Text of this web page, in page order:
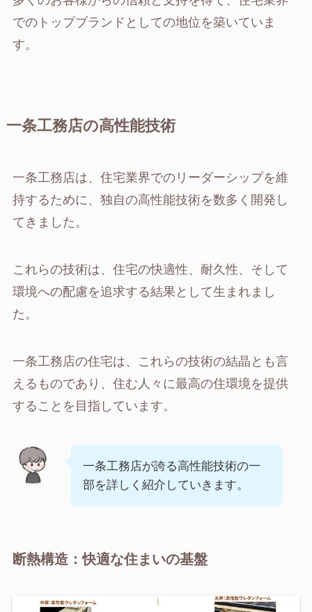
でのトップブランドとしての地位を築いていま
す。
一条工務店の高性能技術
一条工務店は、住宅業界でのリーダーシップを維
持するために、独自の高性能技術を数多く開発し
てきました。
これらの技術は、住宅の快適性、耐久性、そして
環境への配慮を追求する結果として生まれまし
た。
一条工務店の住宅は、これらの技術の結晶とも言
えるものであり、住む人々に最高の住環境を提供
することを目指しています。
一条工務店が誇る高性能技術の一
部を詳しく紹介していきます。
断熱構造：快適な住まいの基盤